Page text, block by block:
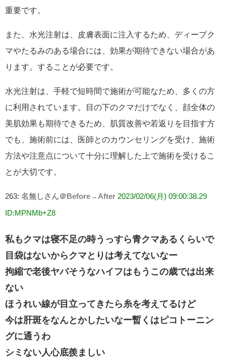
重要です。
また、水光注射は、皮膚表面に注入するため、ディープク
マやたるみのある場合には、効果が期待できない場合があ
ります。することが必要です。
水光注射は、手軽で短時間で施術が可能なため、多くの方
に利用されています。目の下のクマだけでなく、顔全体の
美肌効果も期待できるため、肌質改善や若返りを目指す方
でも、施術前には、医師とのカウンセリングを受け、施術
方法や注意点について十分に理解した上で施術を受けるこ
とが大切です。
263: 名無しさん＠Before→After 2023/02/06(月) 09:00:38.29
ID:MPNMb+Z8
私もクマは寝不足の時うっすら青クマあるくらいで
目袋はないからクマとりは考えてないなー
拘縮で老後ヤバそうなハイフはもうこの歳では出来
ない
ほうれい線が目立ってきたら糸を考えてるけど
今は肝斑をなんとかしたいなー暫くはピコトーニン
グに通うわ
シミない人心底羨ましい